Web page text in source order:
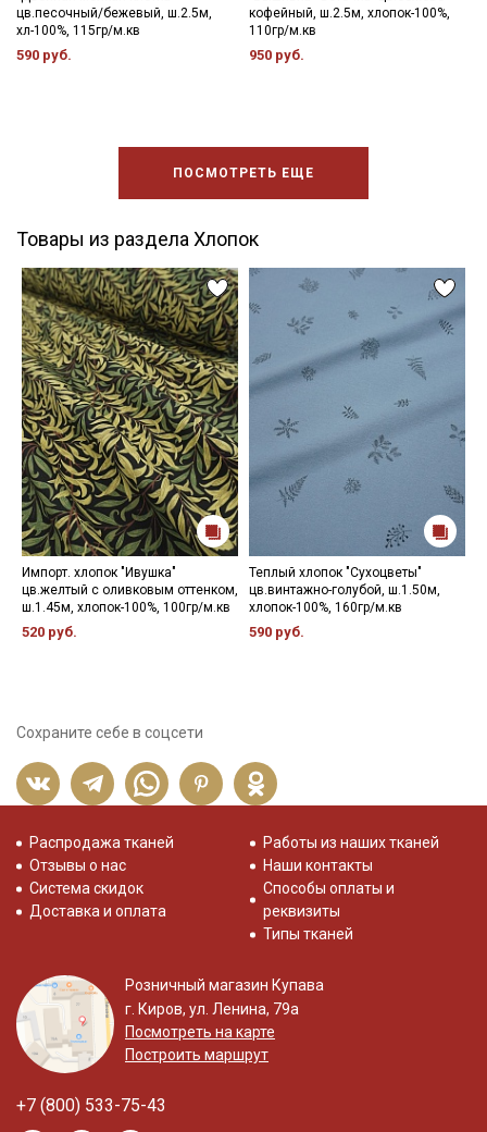
цв.песочный/бежевый, ш.2.5м,
хл-100%, 115гр/м.кв
590 руб.
кофейный, ш.2.5м, хлопок-100%,
110гр/м.кв
950 руб.
ПОСМОТРЕТЬ ЕЩЕ
Товары из раздела Хлопок
Импорт. хлопок "Ивушка"
цв.желтый с оливковым оттенком,
ш.1.45м, хлопок-100%, 100гр/м.кв
520 руб.
Теплый хлопок "Сухоцветы"
цв.винтажно-голубой, ш.1.50м,
хлопок-100%, 160гр/м.кв
590 руб.
Сохраните себе в соцсети
Распродажа тканей
Отзывы о нас
Система скидок
Доставка и оплата
Работы из наших тканей
Наши контакты
Способы оплаты и
реквизиты
Типы тканей
Розничный магазин Купава
г. Киров, ул. Ленина, 79а
Посмотреть на карте
Построить маршрут
+7 (800) 533-75-43